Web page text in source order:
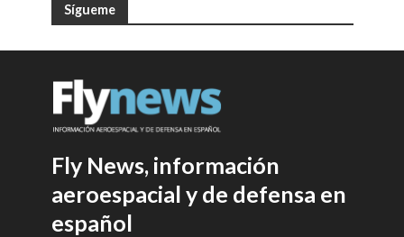
Sígueme
Fly News, información
aeroespacial y de defensa en
español